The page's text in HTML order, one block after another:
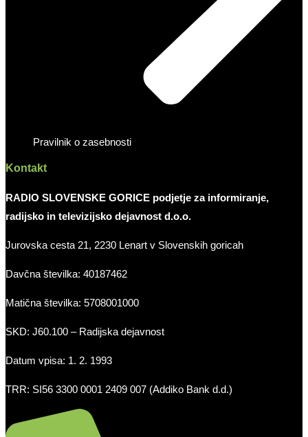
Pravilnik o zasebnosti
Kontakt
RADIO SLOVENSKE GORICE podjetje za informiranje,
radijsko in televizijsko dejavnost d.o.o.
Jurovska cesta 21, 2230 Lenart v Slovenskih goricah
Davčna številka: 40187462
Matična številka: 5708001000
SKD: J60.100 – Radijska dejavnost
Datum vpisa: 1. 2. 1993
TRR: SI56 3300 0001 2409 007 (Addiko Bank d.d.)